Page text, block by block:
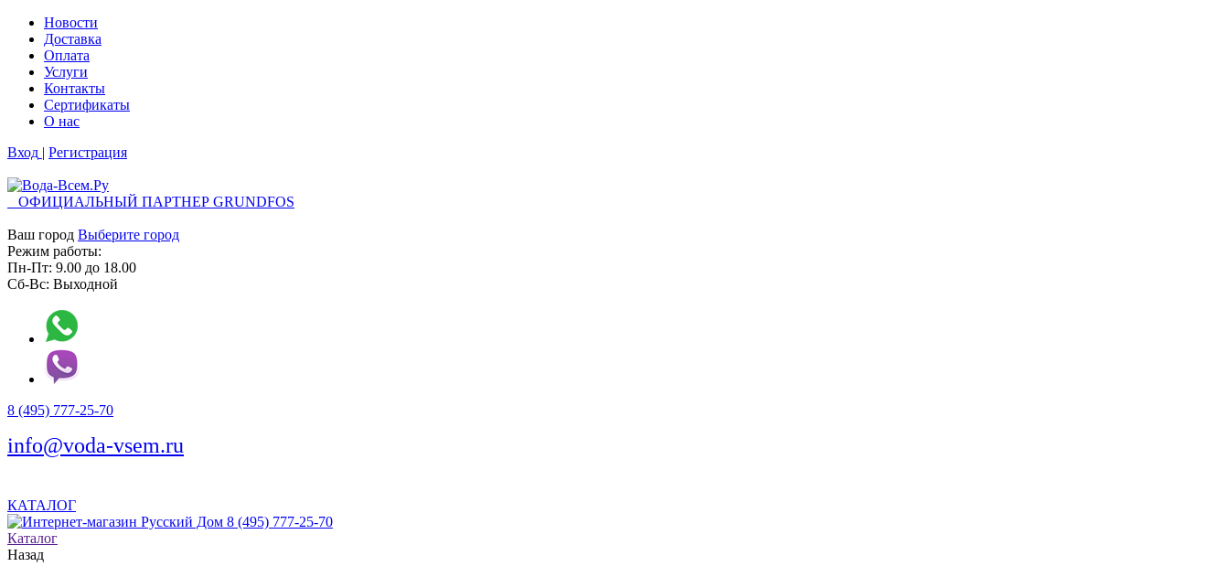
Новости
Доставка
Оплата
Услуги
Контакты
Cертификаты
О нас
Вход | Регистрация
ОФИЦИАЛЬНЫЙ ПАРТНЕР GRUNDFOS
Ваш город Выберите город
Режим работы:
Пн-Пт: 9.00 до 18.00
Сб-Вс: Выходной
8 (495) 777-25-70
info@voda-vsem.ru
КАТАЛОГ
8 (495) 777-25-70
Каталог
Назад